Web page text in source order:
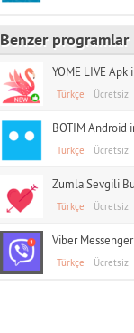
Benzer programlar
YOME LIVE Apk
Türkçe Ücretsiz
BOTIM Android
Türkçe Ücretsiz
Zumla Sevgili
Türkçe Ücretsiz
Viber
Türkçe Ücretsiz